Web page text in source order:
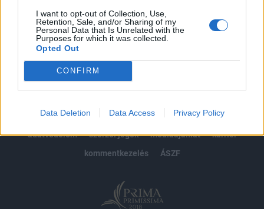
I want to opt-out of Collection, Use,
Retention, Sale, and/or Sharing of my
Personal Data that Is Unrelated with the
Purposes for which it was collected.
Opted Out
CONFIRM
Data Deletion Data Access Privacy Policy
impresszum
jogi nyilatkozat
süti beállítások
adatvédelem
szerzői jogok médiaajánlat
karrier
kommentkezelés
ÁSZF